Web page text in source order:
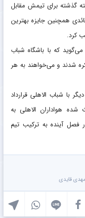
گذشته برای تیمش مقابل
قائدی همچنین جایزه بهترین
کرد.
که با باشگاه شباب
شدند و می‌خواهند به هر
با شباب الاهلی قرارداد
شده هواداران الاهلی به
فصل آینده به ترکیب تیم
مهدی قایدی